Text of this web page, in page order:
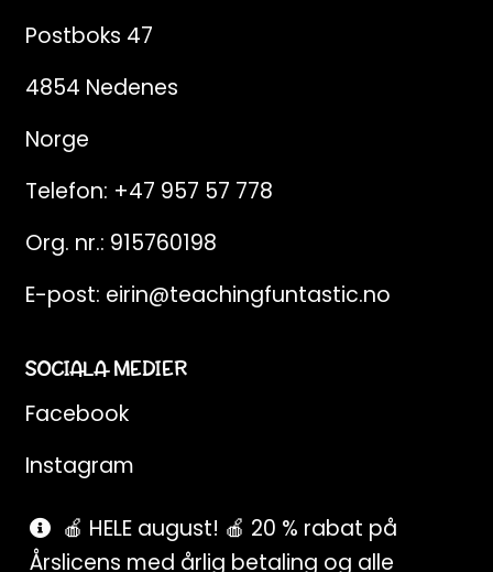
Postboks 47
4854 Nedenes
Norge
Telefon: +47 957 57 778
Org. nr.: 915760198
E-post: eirin@teachingfuntastic.no
SOCIALA MEDIER
Facebook
Instagram
Pinterest
🍎 HELE august! 🍎 20 % rabat på
Årslicens med årlig betaling og alle